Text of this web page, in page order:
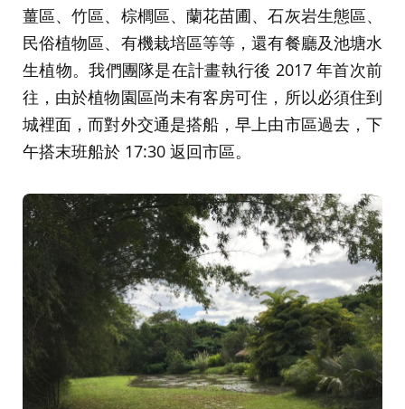
薑區、竹區、棕櫚區、蘭花苗圃、石灰岩生態區、
民俗植物區、有機栽培區等等，還有餐廳及池塘水
生植物。我們團隊是在計畫執行後 2017 年首次前
往，由於植物園區尚未有客房可住，所以必須住到
城裡面，而對外交通是搭船，早上由市區過去，下
午搭末班船於 17:30 返回市區。